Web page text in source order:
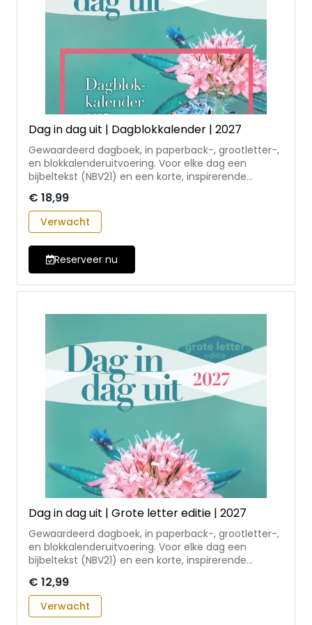
Dag in dag uit | Dagblokkalender | 2027
Gewaardeerd dagboek, in paperback-, grootletter-,
en blokkalenderuitvoering. Voor elke dag een
bijbeltekst (NBV21) en een korte, inspirerende
pakkende oneliner. Geschreven door auteurs uit
diverse kerkelijke richtingen, onder redactie van
Mariska Compagnie, in nauwe samenwerking met
het Leger des Heils. Inclusief vermelding van joodse
en nationale feestdagen. Dit is de dagblokkalender
uitvoering.
€ 18,99
Verwacht
Reserveer nu
Dag in dag uit | Grote letter editie | 2027
Gewaardeerd dagboek, in paperback-, grootletter-,
en blokkalenderuitvoering. Voor elke dag een
bijbeltekst (NBV21) en een korte, inspirerende
pakkende oneliner. Geschreven door auteurs uit
diverse kerkelijke richtingen, onder redactie van
Mariska Compagnie, in nauwe samenwerking met
€ 12,99
Verwacht